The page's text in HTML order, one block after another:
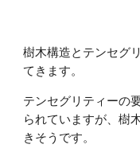
樹木構造とテンセグ
てきます。
テンセグリティーの
られていますが、樹
きそうです。